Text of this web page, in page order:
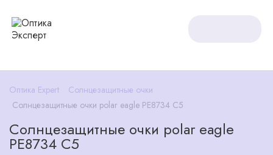
Оптика Expert
Солнцезащитные очки
Солнцезащитные очки polar eagle PE8734 C5
Солнцезащитные очки polar eagle
PE8734 C5